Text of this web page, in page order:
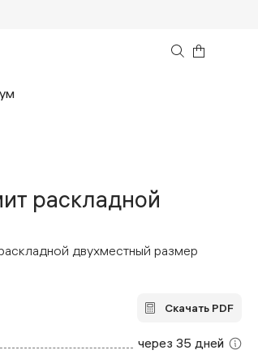
Аутлет
Мебель для бизнеса
раскладной
двухместный размер
Скачать PDF
через 35 дней